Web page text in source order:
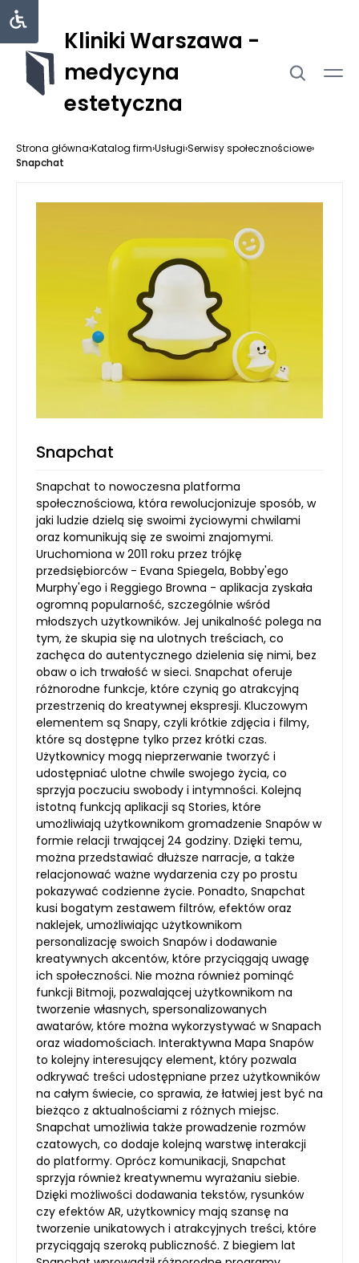
Kliniki Warszawa -
medycyna
estetyczna
Strona główna›Katalog firm›Usługi›Serwisy społecznościowe›
Snapchat
Snapchat
Snapchat to nowoczesna platforma
społecznościowa, która rewolucjonizuje sposób, w
jaki ludzie dzielą się swoimi życiowymi chwilami
oraz komunikują się ze swoimi znajomymi.
Uruchomiona w 2011 roku przez trójkę
przedsiębiorców - Evana Spiegela, Bobby'ego
Murphy'ego i Reggiego Browna - aplikacja zyskała
ogromną popularność, szczególnie wśród
młodszych użytkowników. Jej unikalność polega na
tym, że skupia się na ulotnych treściach, co
zachęca do autentycznego dzielenia się nimi, bez
obaw o ich trwałość w sieci. Snapchat oferuje
różnorodne funkcje, które czynią go atrakcyjną
przestrzenią do kreatywnej ekspresji. Kluczowym
elementem są Snapy, czyli krótkie zdjęcia i filmy,
które są dostępne tylko przez krótki czas.
Użytkownicy mogą nieprzerwanie tworzyć i
udostępniać ulotne chwile swojego życia, co
sprzyja poczuciu swobody i intymności. Kolejną
istotną funkcją aplikacji są Stories, które
umożliwiają użytkownikom gromadzenie Snapów w
formie relacji trwającej 24 godziny. Dzięki temu,
można przedstawiać dłuższe narracje, a także
relacjonować ważne wydarzenia czy po prostu
pokazywać codzienne życie. Ponadto, Snapchat
kusi bogatym zestawem filtrów, efektów oraz
naklejek, umożliwiając użytkownikom
personalizację swoich Snapów i dodawanie
kreatywnych akcentów, które przyciągają uwagę
ich społeczności. Nie można również pominąć
funkcji Bitmoji, pozwalającej użytkownikom na
tworzenie własnych, spersonalizowanych
awatarów, które można wykorzystywać w Snapach
oraz wiadomościach. Interaktywna Mapa Snapów
to kolejny interesujący element, który pozwala
odkrywać treści udostępniane przez użytkowników
na całym świecie, co sprawia, że łatwiej jest być na
bieżąco z aktualnościami z różnych miejsc.
Snapchat umożliwia także prowadzenie rozmów
czatowych, co dodaje kolejną warstwę interakcji
do platformy. Oprócz komunikacji, Snapchat
sprzyja również kreatywnemu wyrażaniu siebie.
Dzięki możliwości dodawania tekstów, rysunków
czy efektów AR, użytkownicy mają szansę na
tworzenie unikatowych i atrakcyjnych treści, które
przyciągają szeroką publiczność. Z biegiem lat